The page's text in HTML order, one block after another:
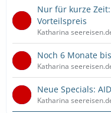
Nur für kurze
Vorteilspreis
Katharina
Noch 6 Monate
Katharina
Neue Specials:
Katharina